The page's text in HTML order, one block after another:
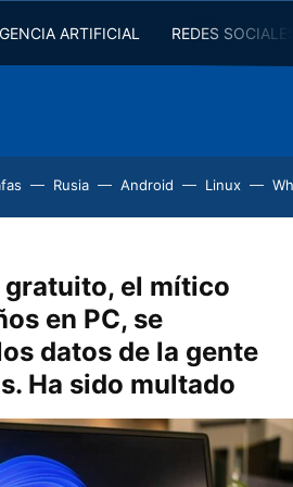
ARTIFICIAL REDES
Rusia Android Linux
el mítico
en PC, se
datos de la gente
Ha sido multado